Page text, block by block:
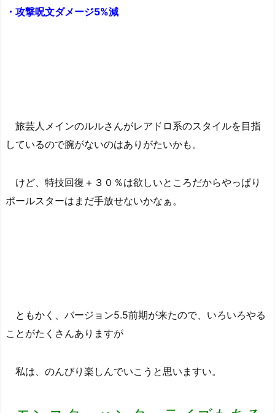
・攻撃呪文ダメージ5%減
旅芸人メインのルルさんがレアドロ系のスタイルを目指
しているので腕がないのはありがたいかも。
けど、特技回復＋３０％は欲しいところだからやっぱり
ポールスターはまだ手放せないかなぁ。
ともかく、バージョン5.5前期が来たので、いろいろやる
ことがたくさんありますが
私は、のんびり楽しんでいこうと思いますい。